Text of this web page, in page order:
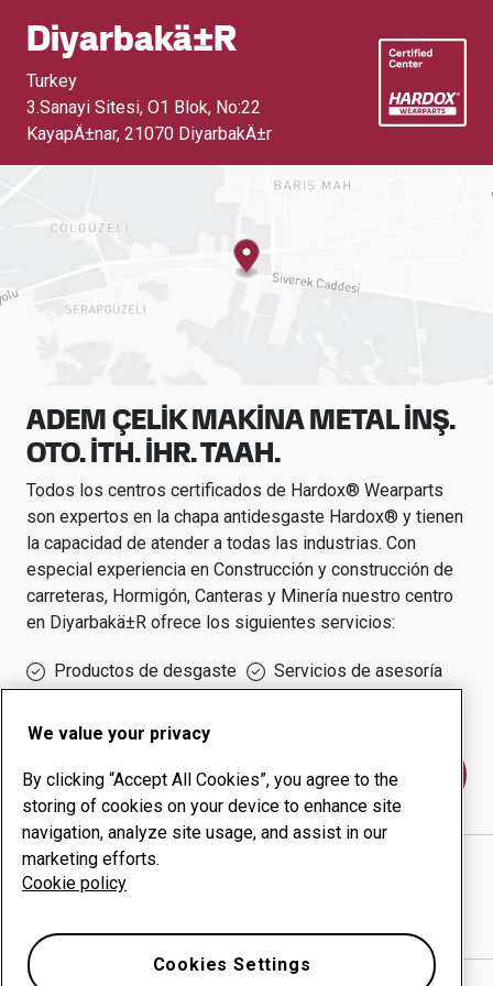
Diyarbakä±r
Turkey
3.Sanayi Sitesi, O1 Blok, No:22
KayapÄ±nar, 21070 DiyarbakÄ±r
ADEM ÇELİK MAKİNA METAL İNŞ.
OTO. İTH. İHR. TAAH.
Todos los centros certificados de Hardox® Wearparts
son expertos en la chapa antidesgaste Hardox® y tienen
la capacidad de atender a todas las industrias. Con
especial experiencia en Construcción y construcción de
carreteras, Hormigón, Canteras y Minería nuestro centro
en Diyarbakä±r ofrece los siguientes servicios:
Productos de desgaste
Servicios de asesoría
Póngase en contacto con nosotros
ADEM ÇELİK MAKİNA METAL İNŞ. OTO. İTH. İHR.
TAAH. sitio web
We value your privacy
By clicking “Accept All Cookies”, you agree to the
storing of cookies on your device to enhance site
navigation, analyze site usage, and assist in our
marketing efforts.
Cookie policy
Cookies Settings